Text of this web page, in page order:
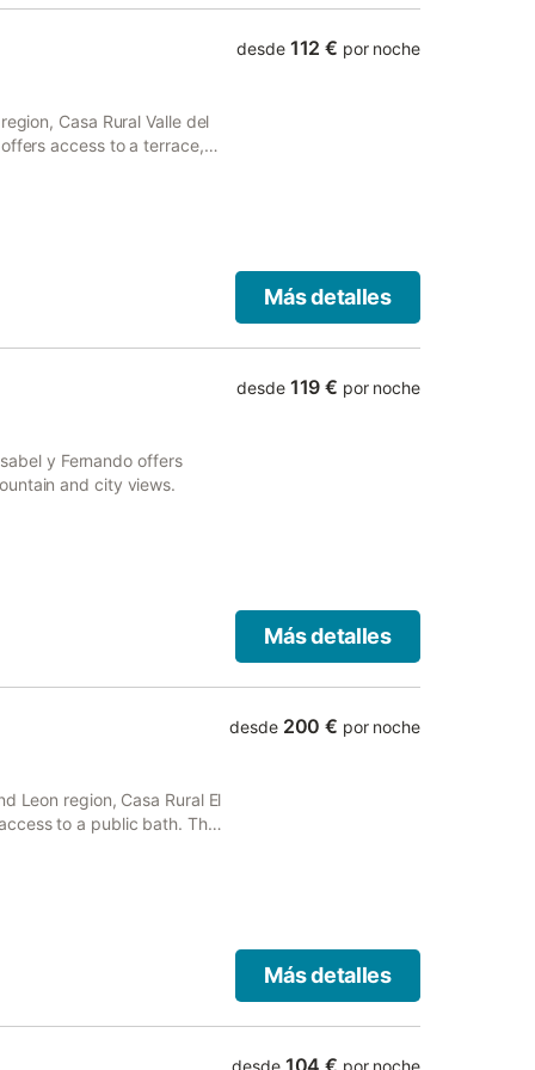
disfrutar de una piscina
valla de seguridad
monumentos y al jardín.
y se admiten
y a 4,5 km del centro de la
ayudar con las
Casa Rural Valle del
access to a terrace,
garden.
desde 112 € por noche
Más detalles
y Fernando offers
and city views.
desde 119 € por noche
Más detalles
Leon region, Casa Rural El
to a public bath. The
desde 200 € por noche
Más detalles
desde 104 € por noche